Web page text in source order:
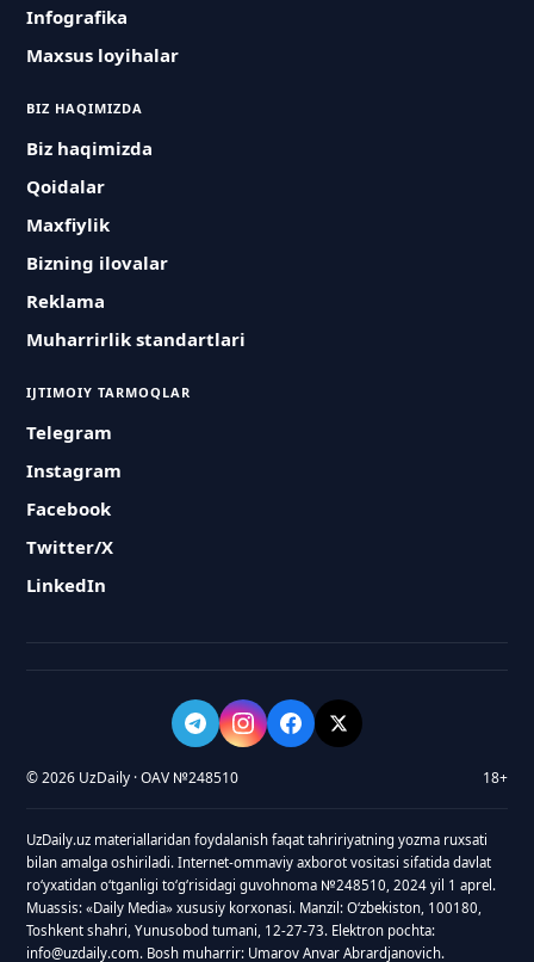
Infografika
Maxsus loyihalar
BIZ HAQIMIZDA
Biz haqimizda
Qoidalar
Maxfiylik
Bizning ilovalar
Reklama
Muharrirlik standartlari
IJTIMOIY TARMOQLAR
Telegram
Instagram
Facebook
Twitter/X
LinkedIn
© 2026 UzDaily · OAV №248510 18+
UzDaily.uz materiallaridan foydalanish faqat tahririyatning yozma ruxsati
bilan amalga oshiriladi. Internet-ommaviy axborot vositasi sifatida davlat
roʻyxatidan oʻtganligi toʻgʻrisidagi guvohnoma №248510, 2024 yil 1 aprel.
Muassis: «Daily Media» xususiy korxonasi. Manzil: Oʻzbekiston, 100180,
Toshkent shahri, Yunusobod tumani, 12-27-73. Elektron pochta:
info@uzdaily.com. Bosh muharrir: Umarov Anvar Abrardjanovich.